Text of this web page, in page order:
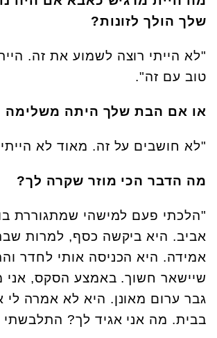
שלך הולך לזונות?
"לא הייתי רוצה לשמוע את זה.
טוב עם זה".
או אם הבת שלך היתה משלימה
"לא חושבים על זה. מאוד לא
מה הדבר הכי מוזר שקרה לך?
"הלכתי פעם למישהי שמתגוררת
אביב. היא ביקשה כסף, למרות
אמידה. היא הכניסה אותי לחדר
שיישאר חשוך. באמצע הסקס, אני
גבר ערום מאונן. היא לא אמרה לי
בבית. מה אני אגיד לך? התלבשתי